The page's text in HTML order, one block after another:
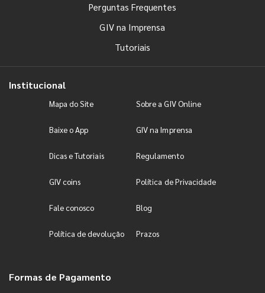
Perguntas Frequentes
GIV na Imprensa
Tutoriais
Institucional
Mapa do Site Sobre a GIV Online
Baixe o App GIV na Imprensa
Dicas e Tutoriais Regulamento
GIV coins Política de Privacidade
Fale conosco Blog
Política de devolução Prazos
Formas de Pagamento